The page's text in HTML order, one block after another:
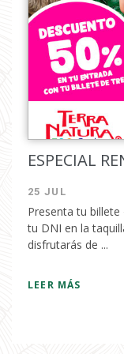
ESPECIAL
25 JUL
Presenta tu billete
tu DNI en la
disfrutarás de ...
LEER MÁS